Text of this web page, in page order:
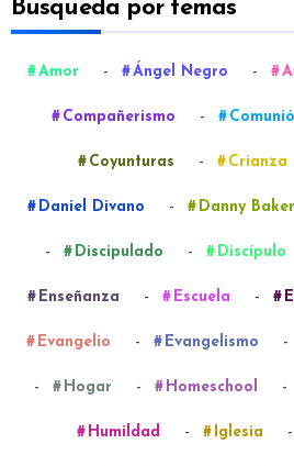
Busqueda por temas
Amor - Ángel Negro -
Compañerismo -
Coyunturas - Crianza
Daniel Divano - Danny Baker
- Discipulado - Discípulo
Enseñanza - Escuela -
Evangelio - Evangelismo -
- Hogar - Homeschool -
Humildad - Iglesia -